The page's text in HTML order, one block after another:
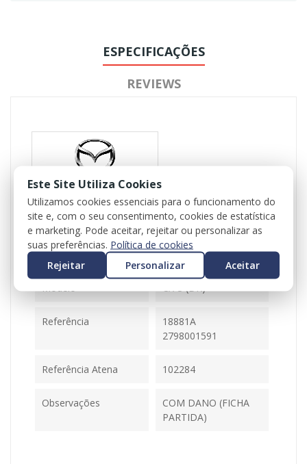
ESPECIFICAÇÕES
REVIEWS
Referência 102284
Disponível 1 Item
Ficha Informativa
Modelo CX-3 (DK)
Referência
18881A
2798001591
Referência Atena 102284
Observações
COM DANO (FICHA
PARTIDA)
Este Site Utiliza Cookies
Utilizamos cookies essenciais para o funcionamento do
site e, com o seu consentimento, cookies de estatística
e marketing. Pode aceitar, rejeitar ou personalizar as
suas preferências. Política de cookies
Rejeitar
Personalizar Aceitar